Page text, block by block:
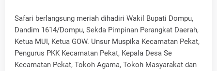
Safari berlangsung meriah dihadiri Wakil Bupati Dompu,
Dandim 1614/Dompu, Sekda Pimpinan Perangkat Daerah,
Ketua MUI, Ketua GOW. Unsur Muspika Kecamatan Pekat,
Pengurus PKK Kecamatan Pekat, Kepala Desa Se
Kecamatan Pekat, Tokoh Agama, Tokoh Masyarakat dan